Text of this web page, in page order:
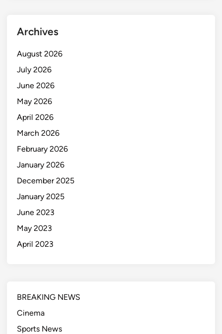
Archives
August 2026
July 2026
June 2026
May 2026
April 2026
March 2026
February 2026
January 2026
December 2025
January 2025
June 2023
May 2023
April 2023
BREAKING NEWS
Cinema
Sports News